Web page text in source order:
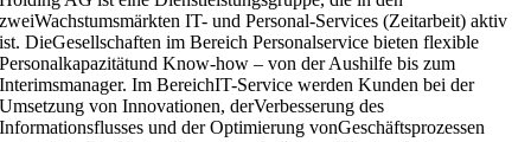
zweiWachstumsmärkten IT- und Personal-Services (Zeitarbeit) aktiv
ist. DieGesellschaften im Bereich Personalservice bieten flexible
Personalkapazitätund Know-how – von der Aushilfe bis zum
Interimsmanager. Im BereichIT-Service werden Kunden bei der
Umsetzung von Innovationen, derVerbesserung des
Informationsflusses und der Optimierung vonGeschäftsprozessen